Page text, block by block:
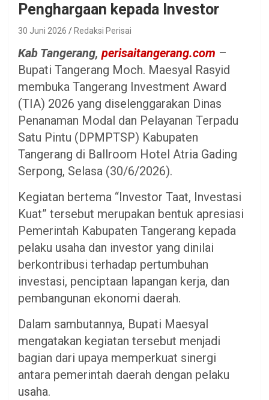
Penghargaan kepada Investor
30 Juni 2026 Redaksi Perisai
Kab Tangerang, perisaitangerang.com –
Bupati Tangerang Moch. Maesyal Rasyid
membuka Tangerang Investment Award
(TIA) 2026 yang diselenggarakan Dinas
Penanaman Modal dan Pelayanan Terpadu
Satu Pintu (DPMPTSP) Kabupaten
Tangerang di Ballroom Hotel Atria Gading
Serpong, Selasa (30/6/2026).
Kegiatan bertema “Investor Taat, Investasi
Kuat” tersebut merupakan bentuk apresiasi
Pemerintah Kabupaten Tangerang kepada
pelaku usaha dan investor yang dinilai
berkontribusi terhadap pertumbuhan
investasi, penciptaan lapangan kerja, dan
pembangunan ekonomi daerah.
Dalam sambutannya, Bupati Maesyal
mengatakan kegiatan tersebut menjadi
bagian dari upaya memperkuat sinergi
antara pemerintah daerah dengan pelaku
usaha.